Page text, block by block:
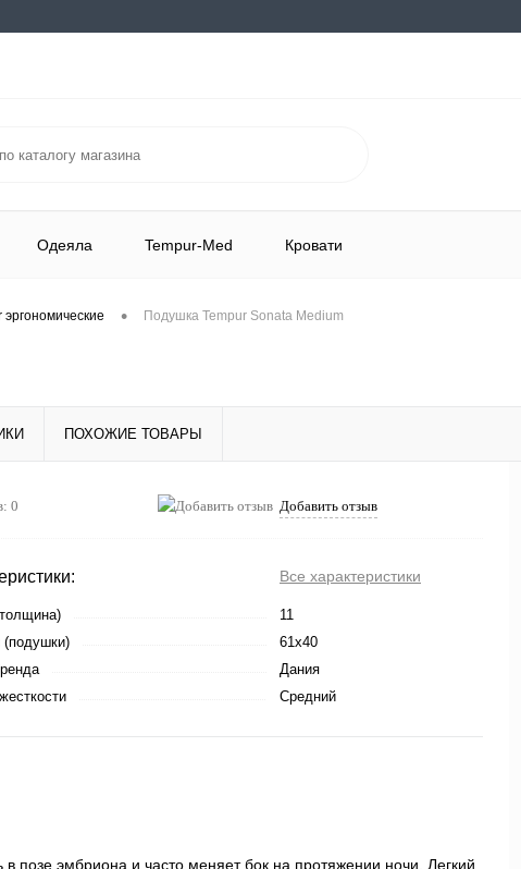
Одеяла Tempur-Med Кровати
• Подушка Tempur Sonata Medium
ПОХОЖИЕ ТОВАРЫ
0 Добавить отзыв
Все характеристики
11
(подушки)
61х40
Дания
Средний
позе эмбриона и часто меняет бок на протяжении ночи. Легкий